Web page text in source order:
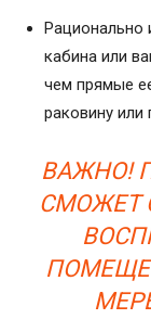
Рационально
кабина или
чем прямые
раковину или
ВАЖНО!
СМОЖЕТ